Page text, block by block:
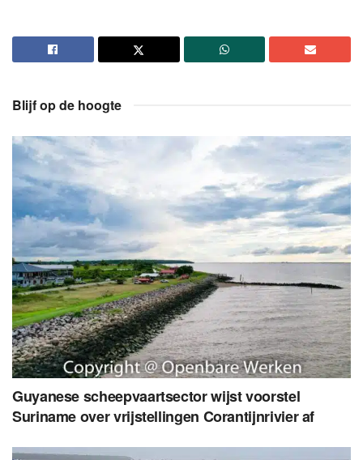
Blijf op de hoogte
Guyanese scheepvaartsector wijst voorstel
Suriname over vrijstellingen Corantijnrivier af